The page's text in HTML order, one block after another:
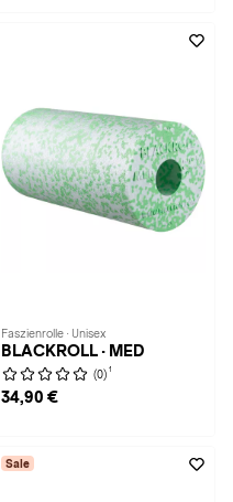
Faszienrolle · Unisex
BLACKROLL · MED
(0) 1
34,90 €
Sale